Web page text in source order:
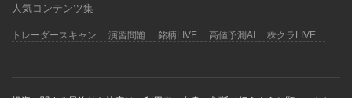
人気コンテンツ集
トレーダースキャン 演習問題 銘柄LIVE 高値予測AI 株クラLIVE